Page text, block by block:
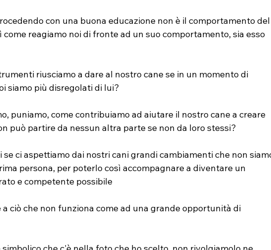
con una buona educazione non è il comportamento
come reagiamo noi di fronte ad un suo comportamento, sia esso
riusciamo a dare al nostro cane se in un momento di
siamo più disregolati di lui?
puniamo, come contribuiamo ad aiutare il nostro cane a creare
può partire da nessun altra parte se non da loro stessi?
se ci aspettiamo dai nostri cani grandi cambiamenti che non
persona, per poterlo così accompagnare a diventare un
e competente possibile
ciò che non funziona come ad una grande opportunità di